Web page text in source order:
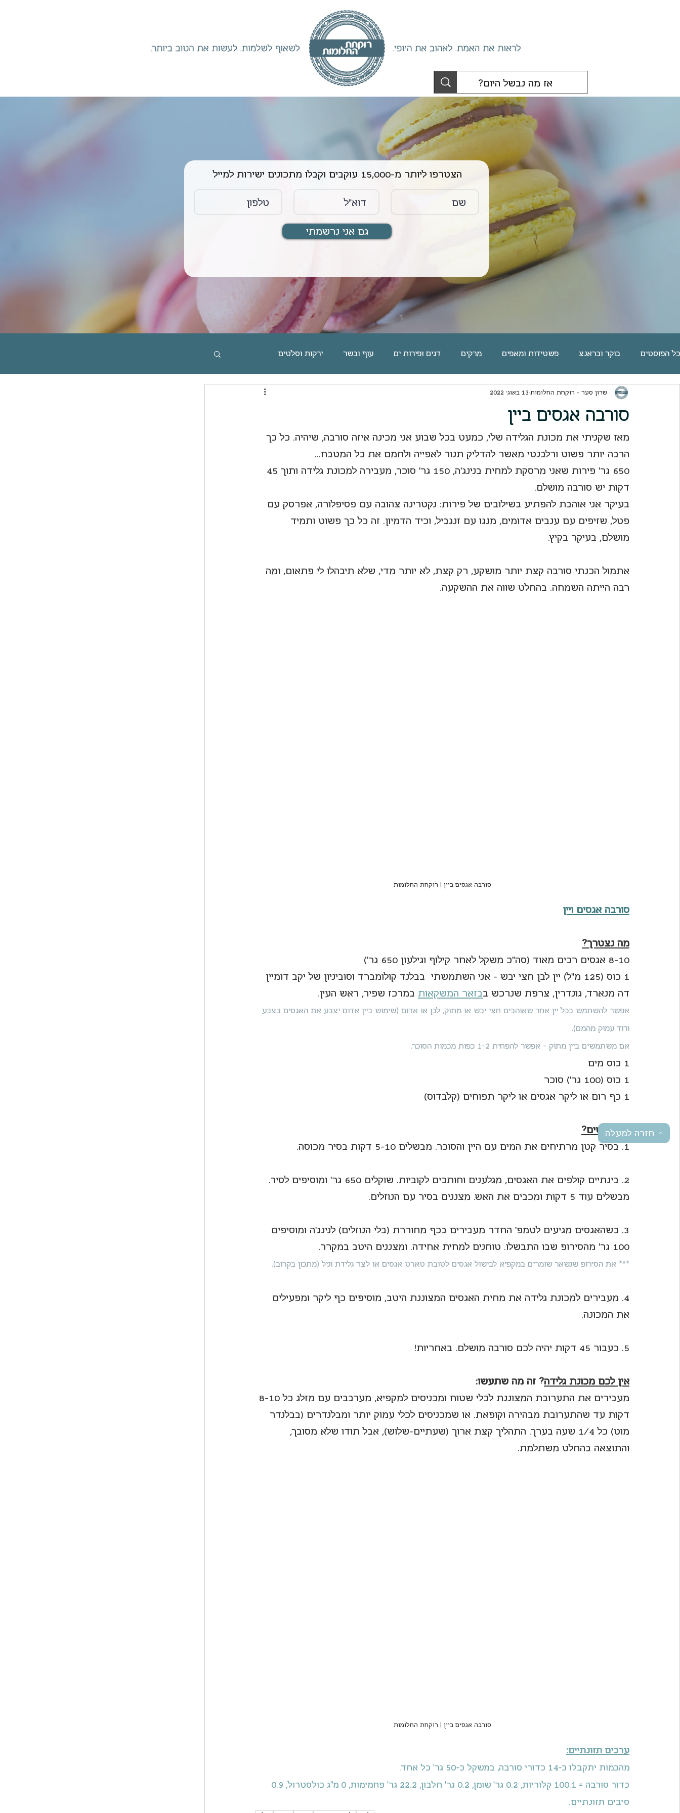
חזרה למעלה
הצטרפו ליותר מ-15,000 עוקבים וקבלו מתכונים ישירות למייל
גם אני נרשמתי
כל הפוסטים בוקר ובראנצ פשטידות ומאפים מרקים דגים ופירות ים עוף ובשר ירקות וסלטים
פסטה אורז דגנים קטניות שוקולד מאפי שמרים | לחמים
פאי וטארט מאפינס ועוגות בחושות ארוחות ערוכות מארחת ומתארחת מתנות לחיים בלוג אוכל
לחיות את פורטו
סורבה אגסים ביין
שרון סער - רוקחת החלומות 13 באוג׳ 2022
מאז שקניתי את מכונת הגלידה שלי, כמעט בכל שבוע אני מכינה איזה סורבה, שיהיה. כל כך
הרבה יותר פשוט ורלבנטי מאשר להדליק תנור לאפייה ולחמם את כל המטבח...
דקות יש סורבה מושלם.
בעיקר אני אוהבת להפתיע בשילובים של פירות: נקטרינה צהובה עם פסיפלורה, אפרסק עם
פטל, שזיפים עם ענבים אדומים, מנגו עם זנגביל, וכיד הדמיון. זה כל כך פשוט ותמיד
מושלם, בעיקר בקיץ.
אתמול הכנתי סורבה קצת יותר מושקע, רק קצת, לא יותר מדי, שלא תיבהלו לי פתאום, ומה
רבה הייתה השמחה. בהחלט שווה את ההשקעה.
סורבה אגסים ביין | רוקחת החלומות
סורבה אגסים ויין
מה נצטרך?
8-10 אגסים רכים מאוד (סה"כ משקל לאחר קילוף וגילעון 650 גר')
1 כוס (125 מ"ל) יין לבן חצי יבש - אני השתמשתי  בבלנד קולומברד וסוביניון של יקב דומיין
דה מנארד, גונדרין, צרפת שנרכש בבזאר המשקאות במרכז שפיר, ראש העין.
אפשר להשתמש בכל יין אחר שאוהבים חצי יבש או מתוק, לבן או אדום (שימוש ביין אדום יצבע את האגסים בצבע
ורוד עמוק מהמם).
אם משתמשים ביין מתוק - אפשר להפחית 1-2 כפות מכמות הסוכר.
1 כוס מים
1 כוס (100 גר') סוכר
1 כף רום או ליקר אגסים או ליקר תפוחים (קלבדוס)
ומה עושים?
1. בסיר קטן מרתיחים את המים עם היין והסוכר. מבשלים 5-10 דקות בסיר מכוסה.
2. בינתיים קולפים את האגסים, מגלענים וחותכים לקוביות. שוקלים 650 גר' ומוסיפים לסיר.
מבשלים עוד 5 דקות ומכבים את האש. מצננים בסיר עם הנוזלים.
3. כשהאגסים מגיעים לטמפ' החדר מעבירים בכף מחוררת (בלי הנוזלים) לנינג'ה ומוסיפים
100 גר' מהסירופ שבו התבשלו. טוחנים למחית אחידה. ומצננים היטב במקרר.
*** את הסירופ שנשאר שומרים במקפיא לבישול אגסים לטובת טארט אגסים או לצד גלידת וניל (מתכון בקרוב).
4. מעבירים למכונת גלידה את מחית האגסים המצוננת היטב, מוסיפים כף ליקר ומפעילים
את המכונה.
5. כעבור 45 דקות יהיה לכם סורבה מושלם. באחריות!
אין לכם מכונת גלידה? זה מה שתעשו:
דקות עד שהתערובת מבהירה וקופאת. או שמכניסים לכלי עמוק יותר ומבלנדרים (בבלנדר
מוט) כל 1/4 שעה בערך. התהליך קצת ארוך (שעתיים-שלוש), אבל תודו שלא מסובך,
והתוצאה בהחלט משתלמת.
סורבה אגסים ביין | רוקחת החלומות
ערכים תזונתיים:
מהכמות יתקבלו כ-14 כדורי סורבה, במשקל כ-50 גר' כל אחד.
סיבים תזונתיים.